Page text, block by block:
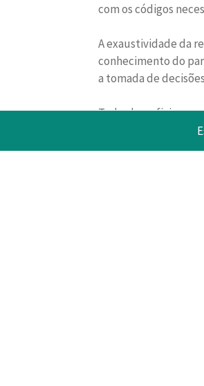
com os códigos
A exaustividade da
conhecimento do
a tomada de
Todos